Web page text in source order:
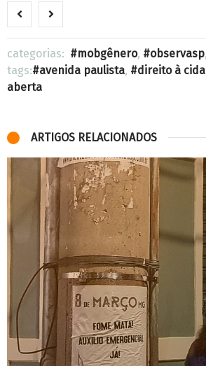
categorias: mobgênero, observasp,
tags:
avenida paulista, direito à
aberta
ARTIGOS RELACIONADOS